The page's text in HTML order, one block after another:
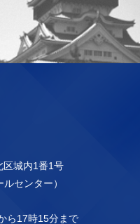
城内1番1号
センター）
ら17時15分まで